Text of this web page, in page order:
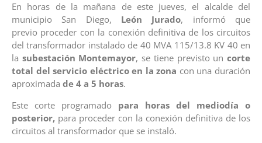
En horas de la mañana de este jueves, el alcalde del
municipio San Diego, León Jurado, informó que
previo proceder con la conexión definitiva de los circuitos
del transformador instalado de 40 MVA 115/13.8 KV 40 en
la subestación Montemayor, se tiene previsto un corte
total del servicio eléctrico en la zona con una duración
aproximada de 4 a 5 horas.
Este corte programado para horas del mediodía o
posterior, para proceder con la conexión definitiva de los
circuitos al transformador que se instaló.